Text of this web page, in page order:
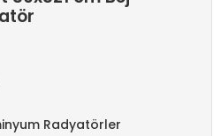
Radyatörler